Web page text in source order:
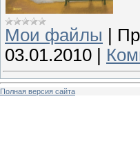
Мои файлы
03.01.2010
Полная версия сайта